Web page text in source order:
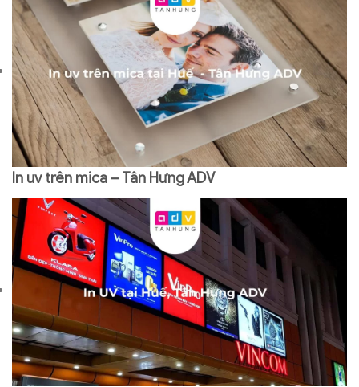
In uv trên mica – Tân Hưng ADV